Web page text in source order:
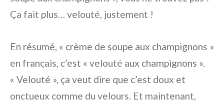
Ça fait plus… velouté, justement !
En résumé, « crème de soupe aux champignons »
en français, c’est « velouté aux champignons ».
« Velouté », ça veut dire que c’est doux et
onctueux comme du velours. Et maintenant,